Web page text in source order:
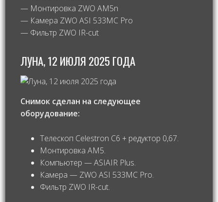
— Монтировка ZWO AM5n
— Камера ZWO ASI 533MC Pro
— Фильтр ZWO IR-cut
ЛУНА, 12 ИЮЛЯ 2025 ГОДА
Снимок сделан на следующее
оборудование:
Телескоп Celestron C6 + редуктор 0,67.
Монтировка AM5.
Компьютер — ASIAIR Plus.
Камера — ZWO ASI 533MC Pro.
Фильтр ZWO IR-cut.